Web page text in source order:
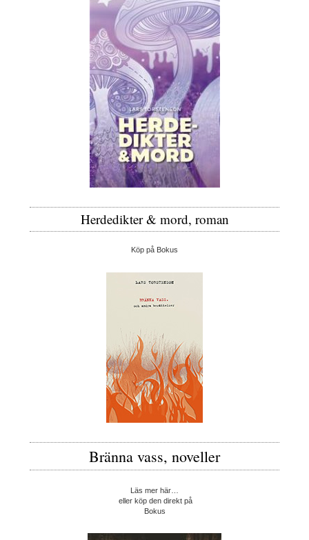
Herdedikter & mord, roman
Köp på Bokus
Bränna vass, noveller
Läs mer här…
eller köp den direkt på
Bokus